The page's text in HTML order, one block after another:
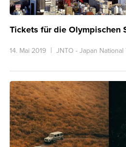
Tickets für die Olympischen
14. Mai 2019 JNTO - Japan